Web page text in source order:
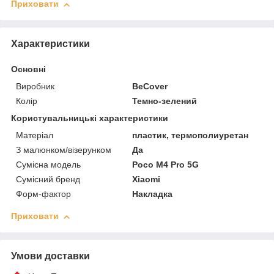
Приховати
Характеристики
Основні
Виробник
BeCover
Колір
Темно-зелений
Користувальницькі характеристики
Матеріал
пластик, термополиуретан
З малюнком/візерунком
Да
Сумісна модель
Poco M4 Pro 5G
Сумісний бренд
Xiaomi
Форм-фактор
Накладка
Приховати
Умови доставки